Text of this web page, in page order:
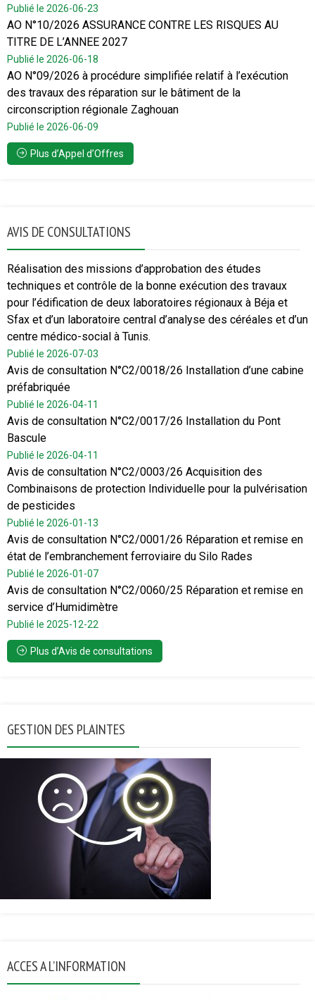
Publié le 2026-06-23
AO N°10/2026 ASSURANCE CONTRE LES RISQUES AU
TITRE DE L’ANNEE 2027
Publié le 2026-06-18
AO N°09/2026 à procédure simplifiée relatif à l’exécution
des travaux des réparation sur le bâtiment de la
circonscription régionale Zaghouan
Publié le 2026-06-09
Plus d’Appel d’Offres
AVIS DE CONSULTATIONS
Réalisation des missions d’approbation des études
techniques et contrôle de la bonne exécution des travaux
pour l’édification de deux laboratoires régionaux à Béja et
Sfax et d’un laboratoire central d’analyse des céréales et d’un
centre médico-social à Tunis.
Publié le 2026-07-03
Avis de consultation N°C2/0018/26 Installation d’une cabine
préfabriquée
Publié le 2026-04-11
Avis de consultation N°C2/0017/26 Installation du Pont
Bascule
Publié le 2026-04-11
Avis de consultation N°C2/0003/26 Acquisition des
Combinaisons de protection Individuelle pour la pulvérisation
de pesticides
Publié le 2026-01-13
Avis de consultation N°C2/0001/26 Réparation et remise en
état de l’embranchement ferroviaire du Silo Rades
Publié le 2026-01-07
Avis de consultation N°C2/0060/25 Réparation et remise en
service d’Humidimètre
Publié le 2025-12-22
Plus d’Avis de consultations
GESTION DES PLAINTES
ACCES A L’INFORMATION